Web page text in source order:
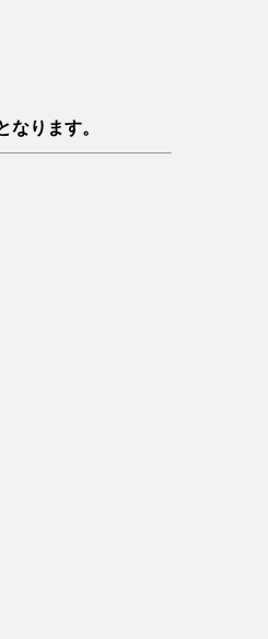
ります。